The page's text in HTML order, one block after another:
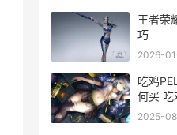
王者荣
巧
2026-
吃鸡
何买 吃
2025-